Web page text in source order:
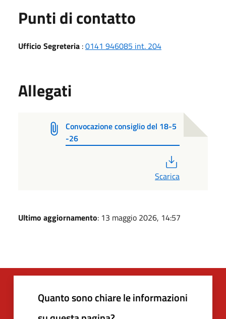
Punti di contatto
Ufficio Segreteria :0141 946085 int. 204
Allegati
Convocazione consiglio del 18-5
-26
Scarica
Ultimo aggiornamento: 13 maggio 2026, 14:57
Quanto sono chiare le informazioni